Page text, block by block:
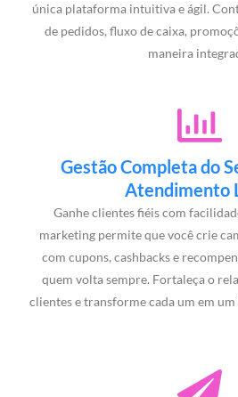
única plataforma intuitiva e ágil.
de pedidos, fluxo de caixa,
maneira
Gestão Completa do
Atendimento
Ganhe clientes fiéis com
marketing permite que você crie
com cupons, cashbacks e
quem volta sempre. Fortaleça o
clientes e transforme cada um em